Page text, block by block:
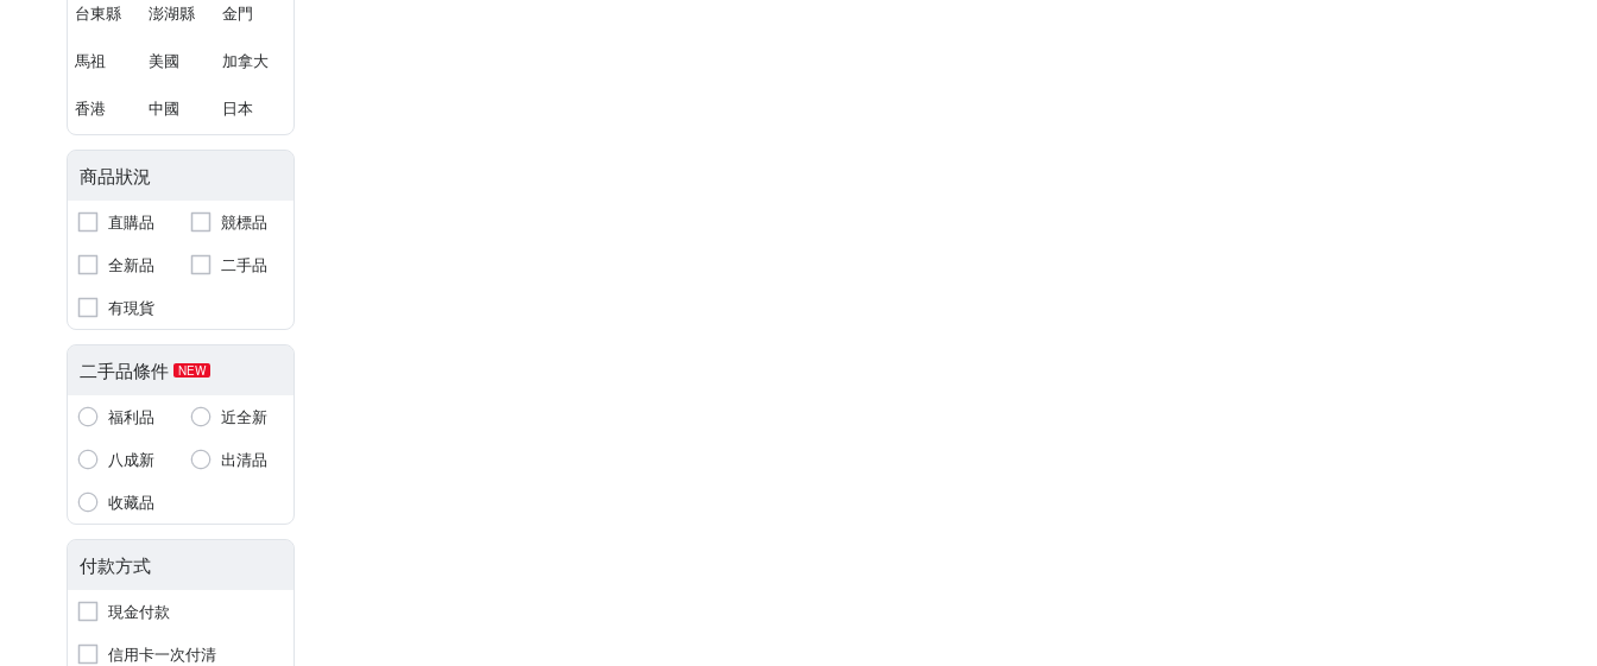
台東縣 澎湖縣 金門
馬祖 美國 加拿大
香港 中國 日本
商品狀況
直購品
競標品
全新品
二手品
有現貨
二手品條件 NEW
福利品
近全新
八成新
出清品
收藏品
付款方式
現金付款
信用卡一次付清